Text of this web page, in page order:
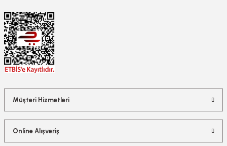
Ucu
ve Lehim Teli
Müşteri Hizmetleri
Online Alışveriş